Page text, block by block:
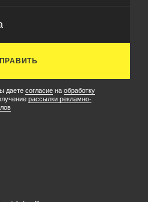
даете согласие на обработку
рассылки рекламно-